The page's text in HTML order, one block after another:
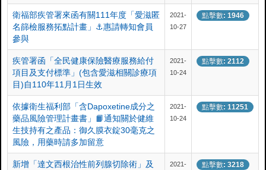
衛福部疾管署來函有關111年度「愛滋匿
名篩檢服務拓點計畫」⚓惠請轉知會員
參與
2021-
10-27
點擊數: 1946
疾管署函​「全民健康保險醫療服務給付
項目及支付標準」(包含愛滋相關診療項
目)​自110年11月1日生效
2021-
10-24
點擊數: 2112
依據衛生福利部「含Dapoxetine成分之
藥品風險管理計畫書」📙通知關於健維
生技持有之產品：御久膜衣錠30毫克之
風險，用藥時請多加留意
2021-
10-24
點擊數: 11251
新增「達文西根治性前列腺切除術」及
2021-
點擊數: 3218